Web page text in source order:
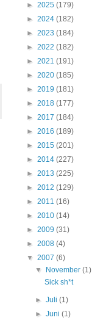
► 2025 (179)
► 2024 (182)
► 2023 (184)
► 2022 (182)
► 2021 (191)
► 2020 (185)
► 2019 (181)
► 2018 (177)
► 2017 (184)
► 2016 (189)
► 2015 (201)
► 2014 (227)
► 2013 (225)
► 2012 (129)
► 2011 (16)
► 2010 (14)
► 2009 (31)
► 2008 (4)
▼ 2007 (6)
▼
November(1)
Sick sh*t
►Juli(1)
►Juni(1)